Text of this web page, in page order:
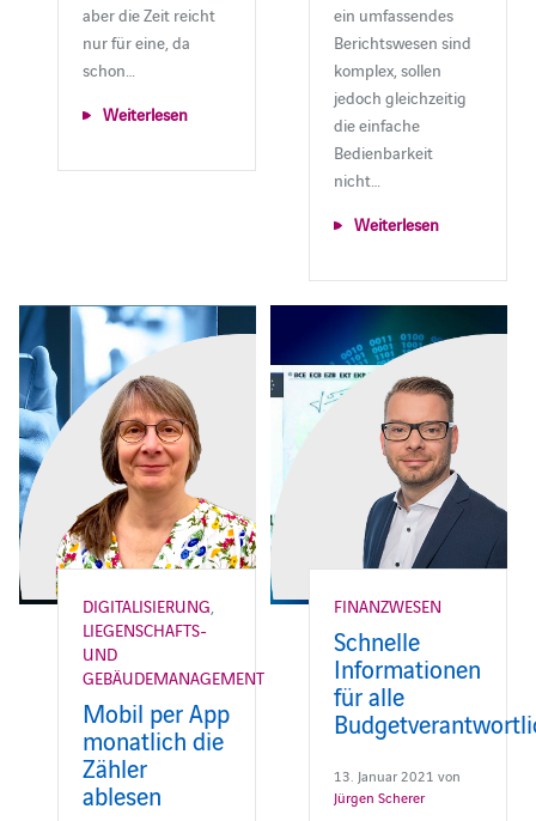
aber die Zeit reicht
nur für eine, da
schon…
Weiterlesen
ein umfassendes
Berichtswesen sind
komplex, sollen
jedoch gleichzeitig
die einfache
Bedienbarkeit
nicht…
Weiterlesen
DIGITALISIERUNG
LIEGENSCHAFTS-
UND
GEBÄUDEMANAGEMENT
Mobil per App
monatlich die
Zähler
ablesen
FINANZWESEN
Schnelle
Informationen
für alle
13. Januar 2021 von
Jürgen Scherer